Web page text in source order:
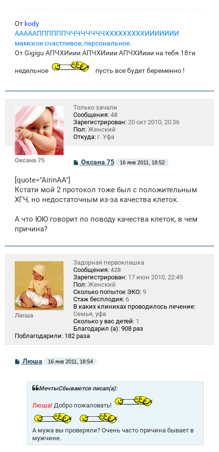
От kody
АААААППППППЧЧЧЧЧЧЧЧХХХХХХХХХИИИИИИИ
мамское счастливое, персональное.
От Gigigu АПЧХИиии АПЧХИиии АПЧХИиии на тебя 18ти
недельное пусть все будет беременно !
Оксана 75
Только зачали
Сообщения: 48
Зарегистрирован: 20 окт 2010, 20:36
Пол: Женский
Откуда: г. Уфа
С
о
щ
н
Оксана 75 16 янв 2011, 18:52
[quote="AirinAA"]
Кстати мой 2 протокол тоже был с положительным
ХГЧ, но недостаточным из-за качества клеток.
А что ЮЮ говорит по поводу качества клеток, в чем
причина?
Люша
Задорная первоклашка
Сообщения: 428
Зарегистрирован: 17 июн 2010, 22:49
Пол: Женский
Сколько попыток ЭКО: 9
Стаж бесплодия: 6
В каких клиниках проводилось лечение:
Семья, уфа
Сколько у вас детей: 1
Благодарил (а): 908 раз
Поблагодарили: 182 раза
С
о
Люша 16 янв 2011, 18:54
МечтыСбываются писал(а):
Люша! Добро пожаловать!
А мужа вы проверяли? Очень часто причина бывает в
мужчине.